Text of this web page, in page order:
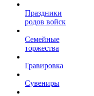
Праздники
родов войск
Семейные
торжества
Гравировка
Сувениры